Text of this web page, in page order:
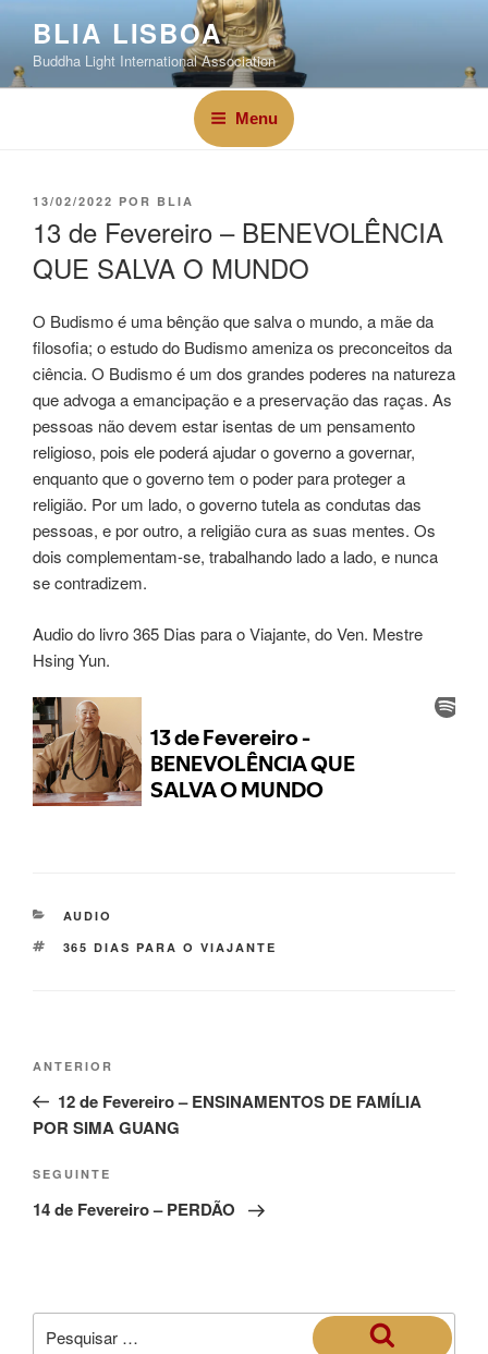
BLIA LISBOA
Buddha Light International Association
Menu
13/02/2022 POR BLIA
13 de Fevereiro – BENEVOLÊNCIA
QUE SALVA O MUNDO
O Budismo é uma bênção que salva o mundo, a mãe da
filosofia; o estudo do Budismo ameniza os preconceitos da
ciência. O Budismo é um dos grandes poderes na natureza
que advoga a emancipação e a preservação das raças. As
pessoas não devem estar isentas de um pensamento
religioso, pois ele poderá ajudar o governo a governar,
enquanto que o governo tem o poder para proteger a
religião. Por um lado, o governo tutela as condutas das
pessoas, e por outro, a religião cura as suas mentes. Os
dois complementam-se, trabalhando lado a lado, e nunca
se contradizem.
Audio do livro 365 Dias para o Viajante, do Ven. Mestre
Hsing Yun.
AUDIO
365 DIAS PARA O VIAJANTE
ANTERIOR
12 de Fevereiro – ENSINAMENTOS DE FAMÍLIA
POR SIMA GUANG
SEGUINTE
14 de Fevereiro – PERDÃO